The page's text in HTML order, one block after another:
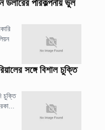
ডলারের পরিকল্পনায় ভুল
সঙ্গে বিশাল চুক্তি
চুক্তি